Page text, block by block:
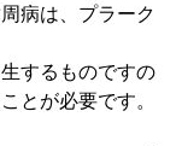
病は、プラーク
するものですの
とが必要です。